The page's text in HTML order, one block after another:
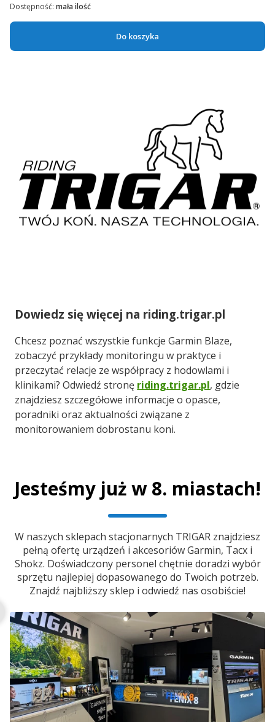
Do koszyka
Dostępność: mała ilość
Dowiedz się więcej na riding.trigar.pl
Chcesz poznać wszystkie funkcje Garmin Blaze,
zobaczyć przykłady monitoringu w praktyce i
przeczytać relacje ze współpracy z hodowlami i
klinikami? Odwiedź stronę riding.trigar.pl, gdzie
znajdziesz szczegółowe informacje o opasce,
poradniki oraz aktualności związane z
monitorowaniem dobrostanu koni.
Jesteśmy już w 8. miastach!
W naszych sklepach stacjonarnych TRIGAR znajdziesz
pełną ofertę urządzeń i akcesoriów Garmin, Tacx i
Shokz. Doświadczony personel chętnie doradzi wybór
sprzętu najlepiej dopasowanego do Twoich potrzeb.
Znajdź najbliższy sklep i odwiedź nas osobiście!